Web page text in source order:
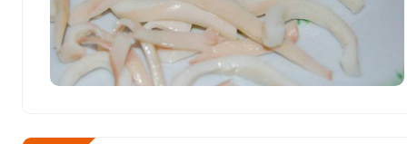
Сера 899.3 мг
Фосфор 1591.8 мг
хрящевую пластину
три-четыре минуты